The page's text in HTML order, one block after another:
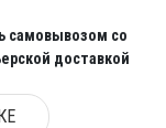
самовывозом со
доставкой